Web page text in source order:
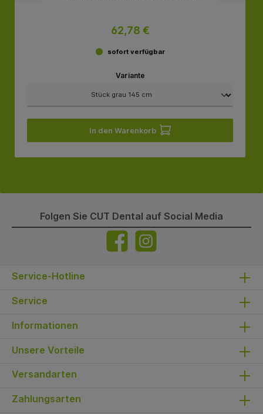
62,78 €
sofort verfügbar
Variante
In den Warenkorb
Folgen Sie CUT Dental auf Social Media
Service-Hotline
Service
Informationen
Unsere Vorteile
Versandarten
Zahlungsarten